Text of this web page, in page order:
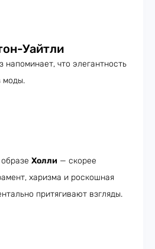
Уайтли
напоминает, что элегантность
моды.
Холли — скорее
харизма и роскошная
притягивают взгляды.